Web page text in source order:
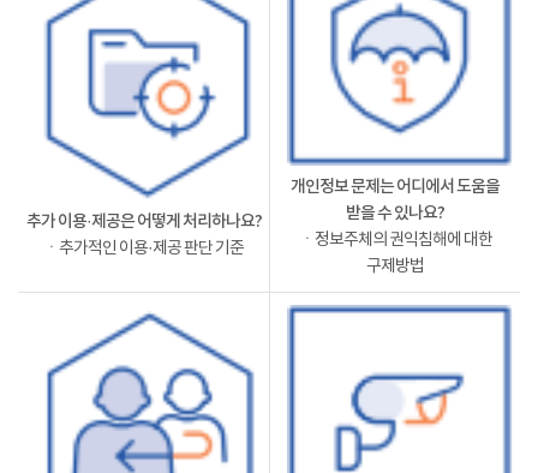
추가 이용·제공은 어떻게 처리하나요?
ㆍ추가적인 이용·제공 판단 기준
개인정보 문제는 어디에서 도움을
받을 수 있나요?
ㆍ정보주체의 권익침해에 대한
구제방법